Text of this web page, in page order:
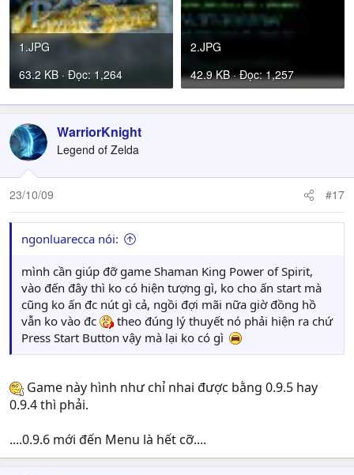
1.JPG
63.2 KB · Đọc: 1,264
2.JPG
42.9 KB · Đọc: 1,257
WarriorKnight
Legend of Zelda
23/10/09 #17
ngonluarecca nói:
mình cần giúp đỡ game Shaman King Power of Spirit,
vào đến đây thì ko có hiện tượng gì, ko cho ấn start mà
cũng ko ấn đc nút gì cả, ngồi đợi mãi nữa giờ đồng hồ
vẫn ko vào đc
theo đúng lý thuyết nó phải hiện ra chứ
Press Start Button vậy mà lại ko có gì
Game này hình như chỉ nhai được bằng 0.9.5 hay
0.9.4 thì phải.
....0.9.6 mới đến Menu là hết cỡ....